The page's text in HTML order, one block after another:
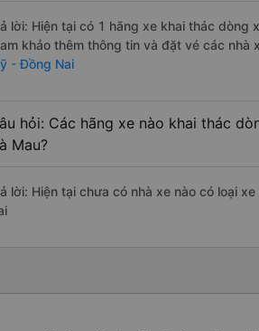
lời: Hiện tại có 1 hãng xe khai thác dòng
khảo thêm thông tin và đặt vé các nhà
- Đồng Nai
hỏi: Các hãng xe nào khai thác
Mau?
lời: Hiện tại chưa có nhà xe nào có loại